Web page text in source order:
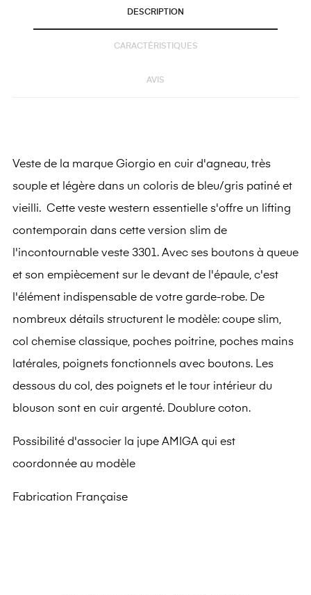
DESCRIPTION
CARACTÉRISTIQUES
AVIS
Veste de la marque Giorgio en cuir d'agneau, très
souple et légère dans un coloris de bleu/gris patiné et
vieilli. Cette veste western essentielle s'offre un lifting
contemporain dans cette version slim de
l'incontournable veste 3301. Avec ses boutons à queue
et son empiècement sur le devant de l'épaule, c'est
l'élément indispensable de votre garde-robe. De
nombreux détails structurent le modèle: coupe slim,
col chemise classique, poches poitrine, poches mains
latérales, poignets fonctionnels avec boutons. Les
dessous du col, des poignets et le tour intérieur du
blouson sont en cuir argenté. Doublure coton.
Possibilité d'associer la jupe AMIGA qui est
coordonnée au modèle
Fabrication Française